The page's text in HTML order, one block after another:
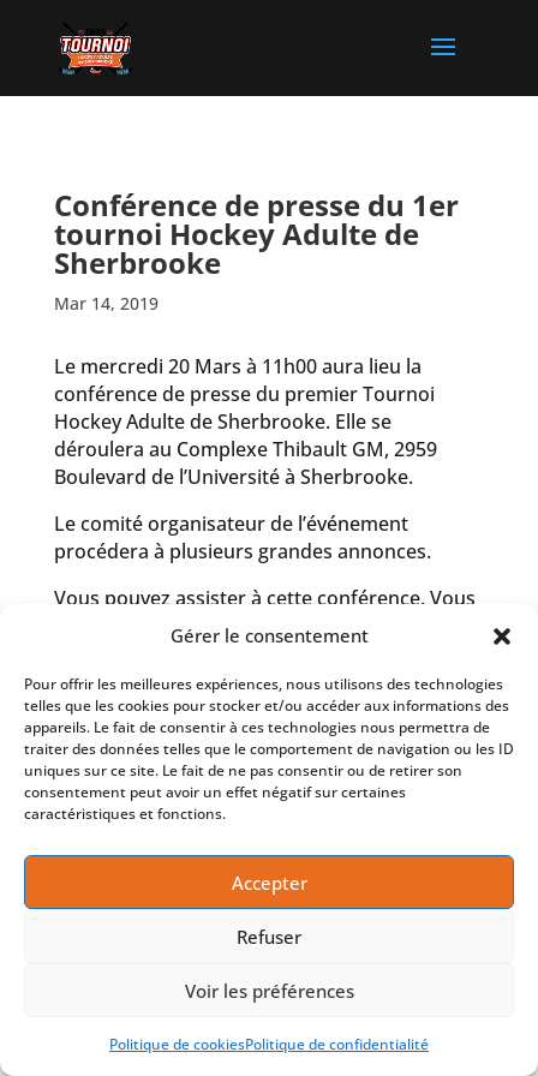
Gérer le consentement
Pour offrir les meilleures expériences, nous utilisons des technologies
telles que les cookies pour stocker et/ou accéder aux informations des
appareils. Le fait de consentir à ces technologies nous permettra de
traiter des données telles que le comportement de navigation ou les ID
uniques sur ce site. Le fait de ne pas consentir ou de retirer son
consentement peut avoir un effet négatif sur certaines
caractéristiques et fonctions.
Accepter
Refuser
Voir les préférences
Politique de cookiesPolitique de confidentialité
Conférence de presse du 1er
tournoi Hockey Adulte de
Sherbrooke
Mar 14, 2019
Le mercredi 20 Mars à 11h00 aura lieu la
conférence de presse du premier Tournoi
Hockey Adulte de Sherbrooke. Elle se
déroulera au Complexe Thibault GM, 2959
Boulevard de l’Université à Sherbrooke.
Le comité organisateur de l’événement
procédera à plusieurs grandes annonces.
Vous pouvez assister à cette conférence. Vous
êtes le bienvenu!
ACCUEIL LE THAS
RÈGLEMENTS
NOUS JOINDRE
POLITIQUE DE CONFIDENTIALITÉ
POLITIQUE DE COOKIES
Copyright © 2022 | Tournoi Hockey Adulte de
Sherbrooke